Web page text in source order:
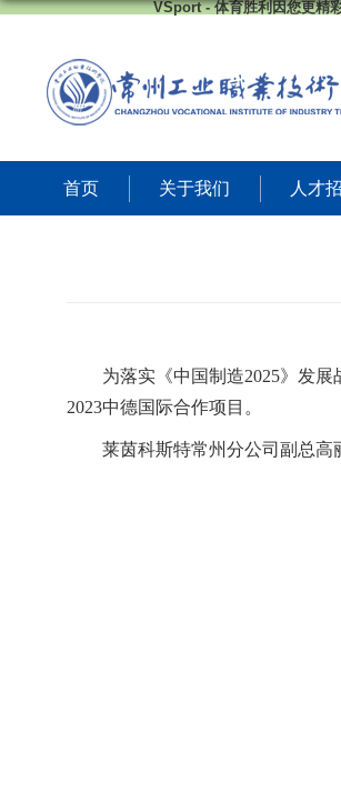
VSport - 体育胜利因您更精
首页 关于我们 人才
为落实《中国制造2025》发
2023中德国际合作项目。
莱茵科斯特常州分公司 副总高